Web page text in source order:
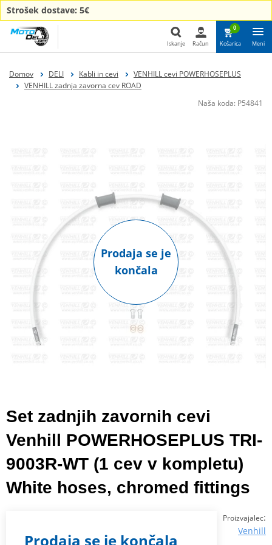
Strošek dostave: 5€
Iskanje
Iskanje Račun
0
Košarica Meni
Domov DELI Kabli in cevi
VENHILL cevi POWERHOSEPLUS
VENHILL zadnja zavorna cev ROAD
Naša koda: P54841
Prodaja se je
končala
Set zadnjih zavornih cevi
Venhill POWERHOSEPLUS TRI-
9003R-WT (1 cev v kompletu)
White hoses, chromed fittings
Proizvajalec:
Venhill
Prodaja se je končala